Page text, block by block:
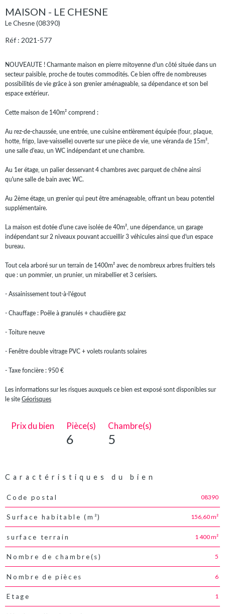
MAISON - LE CHESNE
Le Chesne (08390)
Réf : 2021-577
NOUVEAUTE ! Charmante maison en pierre mitoyenne d'un côté située dans un
secteur paisible, proche de toutes commodités. Ce bien offre de nombreuses
possibilités de vie grâce à son grenier aménageable, sa dépendance et son bel
espace extérieur.
Cette maison de 140m² comprend :
Au rez-de-chaussée, une entrée, une cuisine entièrement équipée (four, plaque,
hotte, frigo, lave-vaisselle) ouverte sur une pièce de vie, une véranda de 15m²,
une salle d'eau, un WC indépendant et une chambre.
Au 1er étage, un palier desservant 4 chambres avec parquet de chêne ainsi
qu'une salle de bain avec WC.
Au 2ème étage, un grenier qui peut être aménageable, offrant un beau potentiel
supplémentaire.
La maison est dotée d'une cave isolée de 40m², une dépendance, un garage
indépendant sur 2 niveaux pouvant accueillir 3 véhicules ainsi que d'un espace
bureau.
Tout cela arboré sur un terrain de 1400m² avec de nombreux arbres fruitiers tels
que : un pommier, un prunier, un mirabellier et 3 cerisiers.
- Assainissement tout-à-l'égout
- Chauffage : Poêle à granulés + chaudière gaz
- Toiture neuve
- Fenêtre double vitrage PVC + volets roulants solaires
- Taxe foncière : 950 €
Les informations sur les risques auxquels ce bien est exposé sont disponibles sur
le site Géorisques
Prix du bien Pièce(s)
6
Chambre(s)
5
Caractéristiques du bien
Caractéristiques Valeurs
Code postal 08390
Surface habitable (m²) 156,60 m²
surface terrain 1 400 m²
Nombre de chambre(s) 5
Nombre de pièces 6
Etage 1